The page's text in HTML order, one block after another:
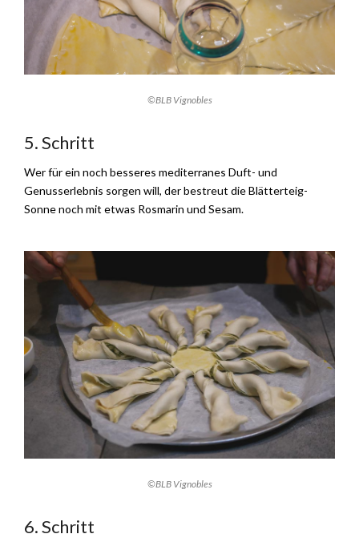
©BLB Vignobles
5. Schritt
Wer für ein noch besseres mediterranes Duft- und
Genusserlebnis sorgen will, der bestreut die Blätterteig-
Sonne noch mit etwas Rosmarin und Sesam.
©BLB Vignobles
6. Schritt